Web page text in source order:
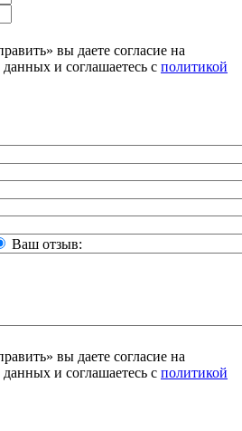
вы даете согласие на
и соглашаетесь c политикой
Ваш отзыв:
вы даете согласие на
и соглашаетесь c политикой